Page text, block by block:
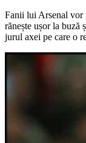
Fanii lui Arsenal vor
rănește ușor la buză
jurul axei pe care o